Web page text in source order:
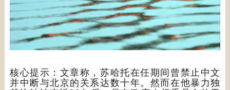
核心提示：文章称，苏哈托在任期间曾禁止中文
并中断与北京的关系达数十年。然而在他暴力独